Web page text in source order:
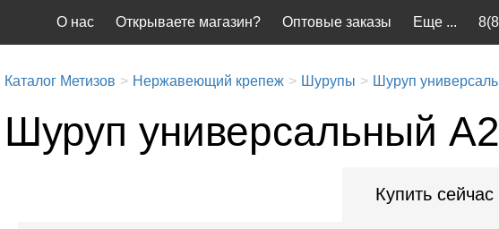
Еще ...
О нас Открываете магазин? Оптовые заказы
Каталог Метизов Нержавеющий крепеж Шурупы Шуруп
Шуруп универсальный А2
Купить сейчас